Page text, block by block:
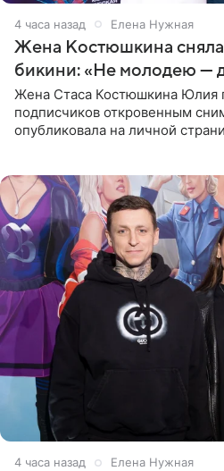
4 часа назад Елена Нужная
Жена Костюшкина
бикини: «Не молодею —
Жена Стаса Костюшкина Юлия
подписчиков откровенным
опубликовала на личной
4 часа назад Елена Нужная